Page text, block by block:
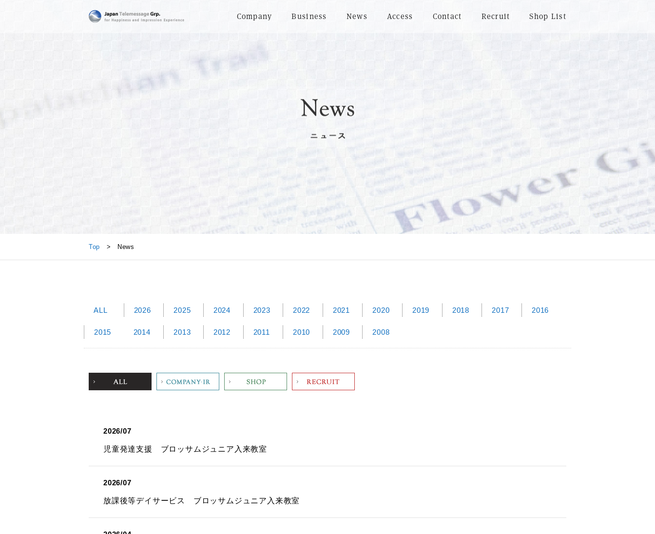
Company Business News Access Contact Recruit Shop List
Top > News
ALL 2026 2025 2024 2023 2022 2021 2020 2019 2018 2017 2016
2015 2014 2013 2012 2011 2010 2009 2008
2026/07
児童発達支援 ブロッサムジュニア入来教室
2026/07
放課後等デイサービス ブロッサムジュニア入来教室